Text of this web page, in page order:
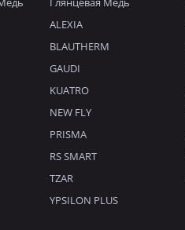
ALEXIA
BLAUTHERM
GAUDI
KUATRO
NEW FLY
PRISMA
RS SMART
TZAR
YPSILON PLUS